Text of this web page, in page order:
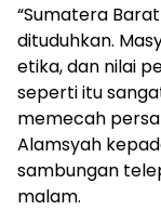
“Sumatera
dituduhkan.
etika, dan nilai
seperti itu
memecah
Alamsyah
sambungan
malam.